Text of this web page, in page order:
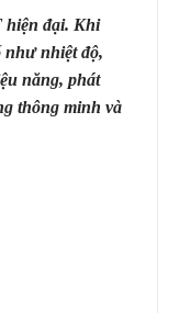
hiện đại. Khi
như nhiệt độ,
năng, phát
thông minh và